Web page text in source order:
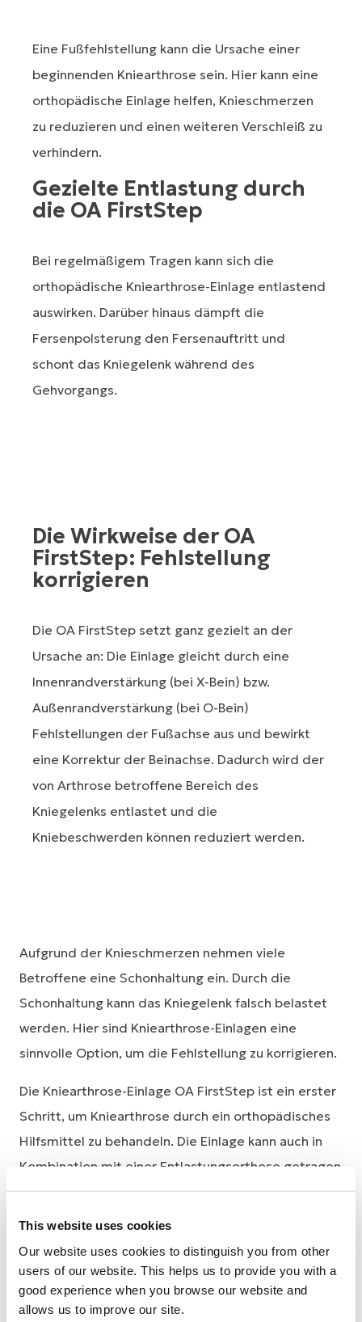
This website uses cookies
Our website uses cookies to distinguish you from other
users of our website. This helps us to provide you with a
good experience when you browse our website and
allows us to improve our site.
Eine Fußfehlstellung kann die Ursache einer
beginnenden Kniearthrose sein. Hier kann eine
orthopädische Einlage helfen, Knieschmerzen
zu reduzieren und einen weiteren Verschleiß zu
verhindern.
Gezielte Entlastung durch
die OA FirstStep
Bei regelmäßigem Tragen kann sich die
orthopädische Kniearthrose-Einlage entlastend
auswirken. Darüber hinaus dämpft die
Fersenpolsterung den Fersenauftritt und
schont das Kniegelenk während des
Gehvorgangs.
Die Wirkweise der OA
FirstStep: Fehlstellung
korrigieren
Die OA FirstStep setzt ganz gezielt an der
Ursache an: Die Einlage gleicht durch eine
Innenrandverstärkung (bei X-Bein) bzw.
Außenrandverstärkung (bei O-Bein)
Fehlstellungen der Fußachse aus und bewirkt
eine Korrektur der Beinachse. Dadurch wird der
von Arthrose betroffene Bereich des
Kniegelenks entlastet und die
Kniebeschwerden können reduziert werden.
Aufgrund der Knieschmerzen nehmen viele
Betroffene eine Schonhaltung ein. Durch die
Schonhaltung kann das Kniegelenk falsch belastet
werden. Hier sind Kniearthrose-Einlagen eine
sinnvolle Option, um die Fehlstellung zu korrigieren.
Die Kniearthrose-Einlage OA FirstStep ist ein erster
Schritt, um Kniearthrose durch ein orthopädisches
Hilfsmittel zu behandeln. Die Einlage kann auch in
Kombination mit einer Entlastungsorthese getragen
werden
Hilfsmittel bei Kniearthrose:
Ärztin bzw. Arzt fragen